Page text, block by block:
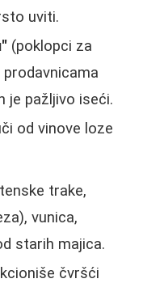
uviti.
(poklopci za
je pažljivo iseći.
od vinove loze
trake,
vunica,
starih majica.
čvršći